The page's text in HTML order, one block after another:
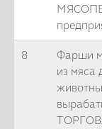
8
Фарши
из мяса